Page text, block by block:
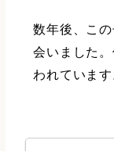
数年後、こ
会いました
われていま